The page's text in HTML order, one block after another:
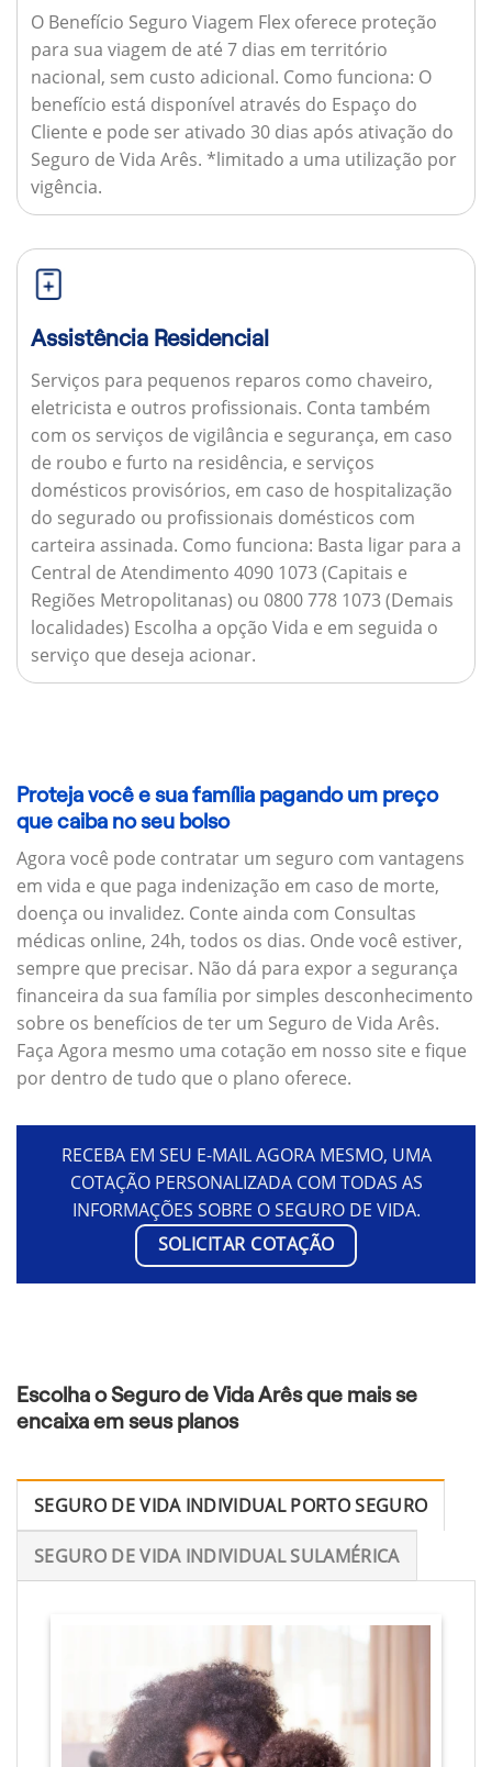
O Benefício Seguro Viagem Flex oferece proteção
para sua viagem de até 7 dias em território
nacional, sem custo adicional. Como funciona: O
benefício está disponível através do Espaço do
Cliente e pode ser ativado 30 dias após ativação do
Seguro de Vida Arês. *limitado a uma utilização por
vigência.
Assistência Residencial
Serviços para pequenos reparos como chaveiro,
eletricista e outros profissionais. Conta também
com os serviços de vigilância e segurança, em caso
de roubo e furto na residência, e serviços
domésticos provisórios, em caso de hospitalização
do segurado ou profissionais domésticos com
carteira assinada. Como funciona: Basta ligar para a
Central de Atendimento 4090 1073 (Capitais e
Regiões Metropolitanas) ou 0800 778 1073 (Demais
localidades) Escolha a opção Vida e em seguida o
serviço que deseja acionar.
Proteja você e sua família pagando um preço
que caiba no seu bolso
Agora você pode contratar um seguro com vantagens
em vida e que paga indenização em caso de morte,
doença ou invalidez. Conte ainda com Consultas
médicas online, 24h, todos os dias. Onde você estiver,
sempre que precisar. Não dá para expor a segurança
financeira da sua família por simples desconhecimento
sobre os benefícios de ter um Seguro de Vida Arês.
Faça Agora mesmo uma cotação em nosso site e fique
por dentro de tudo que o plano oferece.
RECEBA EM SEU E-MAIL AGORA MESMO, UMA
COTAÇÃO PERSONALIZADA COM TODAS AS
INFORMAÇÕES SOBRE O SEGURO DE VIDA.
SOLICITAR COTAÇÃO
Escolha o Seguro de Vida Arês que mais se
encaixa em seus planos
SEGURO DE VIDA INDIVIDUAL PORTO SEGURO
SEGURO DE VIDA INDIVIDUAL SULAMÉRICA